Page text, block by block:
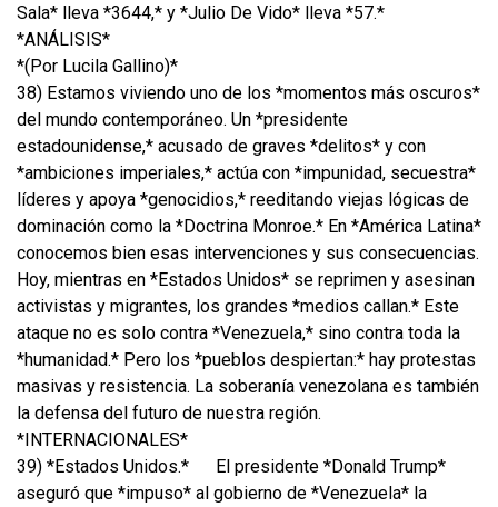
Sala* lleva *3644,* y *Julio De Vido* lleva *57.*
*ANÁLISIS*
*(Por Lucila Gallino)*
38) Estamos viviendo uno de los *momentos más oscuros*
del mundo contemporáneo. Un *presidente
estadounidense,* acusado de graves *delitos* y con
*ambiciones imperiales,* actúa con *impunidad, secuestra*
líderes y apoya *genocidios,* reeditando viejas lógicas de
dominación como la *Doctrina Monroe.* En *América Latina*
conocemos bien esas intervenciones y sus consecuencias.
Hoy, mientras en *Estados Unidos* se reprimen y asesinan
activistas y migrantes, los grandes *medios callan.* Este
ataque no es solo contra *Venezuela,* sino contra toda la
*humanidad.* Pero los *pueblos despiertan:* hay protestas
masivas y resistencia. La soberanía venezolana es también
la defensa del futuro de nuestra región.
*INTERNACIONALES*
39) *Estados Unidos.*
El presidente *Donald Trump*
aseguró que *impuso* al gobierno de *Venezuela* la